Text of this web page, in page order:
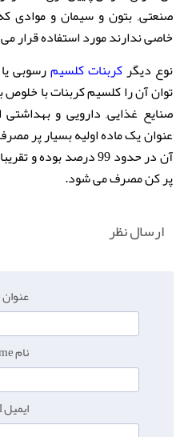
صنعتی, بتون و سیمان و موادی
خاصی ندارند مورد استفاده قرار
نوع دیگرکربنات کلسیم
توان آن را کلسیم کربنات با خلوص
صنایع غذایی, دارویی و
عنوان یک ماده اولیه بسیار پر
آن در حدود 99 درصد
پر کن مصرف می شود.
ارسال نظر
عنوان Title:
نام Name:
ایمیل Email: